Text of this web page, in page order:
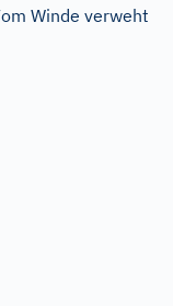
Winde verweht